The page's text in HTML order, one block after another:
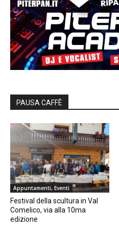
PAUSA CAFFÈ
Appuntamenti, Eventi
Festival della scultura in Val
Comelico, via alla 10ma
edizione